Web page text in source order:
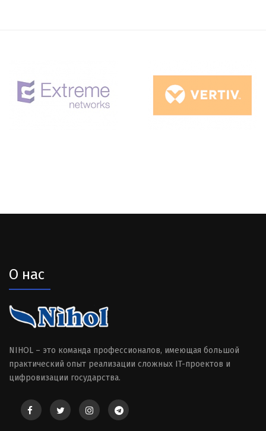
О нас
NIHOL – это команда профессионалов, имеющая большой
практический опыт реализации сложных IT-проектов и
цифровизации государства.